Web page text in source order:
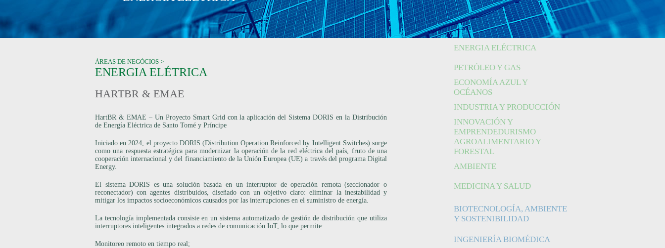
ÁREAS DE NEGÓCIOS >
ENERGIA ELÉTRICA
HARTBR & EMAE
HartBR & EMAE – Un Proyecto Smart Grid con la aplicación del Sistema DORIS en la Distribución
de Energía Eléctrica de Santo Tomé y Príncipe
Iniciado en 2024, el proyecto DORIS (Distribution Operation Reinforced by Intelligent Switches) surge
como una respuesta estratégica para modernizar la operación de la red eléctrica del país, fruto de una
cooperación internacional y del financiamiento de la Unión Europea (UE) a través del programa Digital
Energy.
El sistema DORIS es una solución basada en un interruptor de operación remota (seccionador o
reconectador) con agentes distribuidos, diseñado con un objetivo claro: eliminar la inestabilidad y
mitigar los impactos socioeconómicos causados por las interrupciones en el suministro de energía.
La tecnología implementada consiste en un sistema automatizado de gestión de distribución que utiliza
interruptores inteligentes integrados a redes de comunicación IoT, lo que permite:
Monitoreo remoto en tiempo real;
ENERGIA ELÉCTRICA
PETRÓLEO Y GAS
ECONOMÍA AZUL Y
OCÉANOS
INDUSTRIA Y PRODUCCIÓN
INNOVACIÓN Y
EMPRENDEDURISMO
AGROALIMENTARIO Y
FORESTAL
AMBIENTE
MEDICINA Y SALUD
BIOTECNOLOGÍA, AMBIENTE
Y SOSTENIBILIDAD
INGENIERÍA BIOMÉDICA